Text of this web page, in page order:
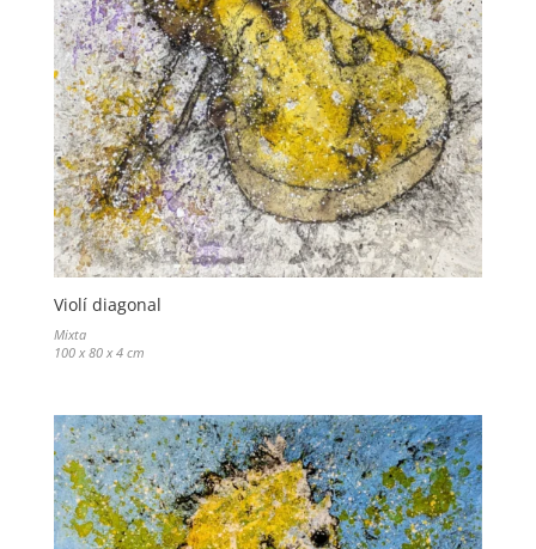
Violí diagonal
Mixta
100 x 80 x 4 cm